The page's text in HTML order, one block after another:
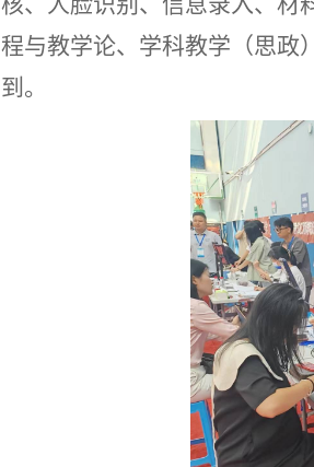
程与教学论、学科教学（思政
到。